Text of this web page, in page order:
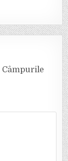
Câmpurile